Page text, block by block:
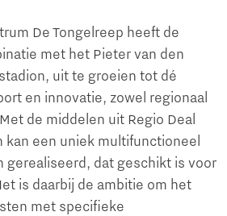
De Tongelreep heeft de
met het Pieter van den
uit te groeien tot dé
en innovatie, zowel regionaal
de middelen uit Regio Deal
kan een uniek multifunctioneel
gerealiseerd, dat geschikt is voor
is daarbij de ambitie om het
met specifieke